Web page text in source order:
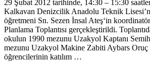
29 Şubat 2012 tarihinde, 14:30 – 15:30
Kalkavan Denizcilik Anadolu Teknik
öğretmeni Sn. Sezen İnsal Ateş‘in
Planlama Toplantısı gerçekleştirildi.
okulun 1990 mezunu Uzakyol Kaptanı
mezunu Uzakyol Makine Zabiti Aybars Oruç
öğrencilerinin katılım …